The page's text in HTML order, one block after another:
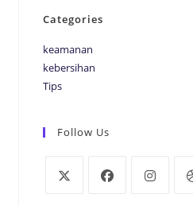
Categories
keamanan
kebersihan
Tips
Follow Us